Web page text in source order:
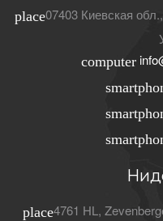
place07403 Киевская обл.
computer
place4761 HL ,